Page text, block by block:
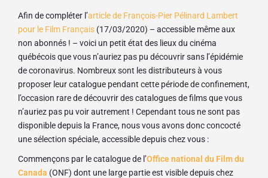
Afin de compléter l’article de François-Pier Pélinard Lambert
pour le Film Français (17/03/2020) – accessible même aux
non abonnés ! – voici un petit état des lieux du cinéma
québécois que vous n’auriez pas pu découvrir sans l’épidémie
de coronavirus. Nombreux sont les distributeurs à vous
proposer leur catalogue pendant cette période de confinement,
l’occasion rare de découvrir des catalogues de films que vous
n’auriez pas pu voir autrement ! Cependant tous ne sont pas
disponible depuis la France, nous vous avons donc concocté
une sélection spéciale, accessible depuis chez vous :
Commençons par le catalogue de l’Office national du Film du
Canada (ONF) dont une large partie est visible depuis chez